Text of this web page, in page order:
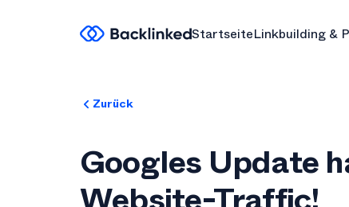
StartseiteLinkbuilding &
Zurück
Googles Update